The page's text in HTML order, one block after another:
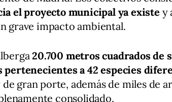
el proyecto municipal ya existe y
grave impacto ambiental.
20.700 metros cuadrados de
pertenecientes a 42 especies
gran porte, además de miles de
consolidado.